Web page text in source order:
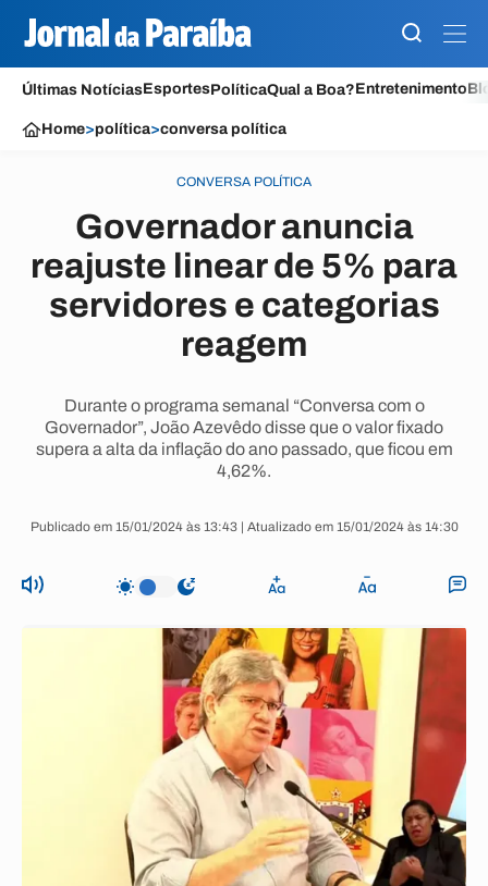
Últimas NotíciasEsportesPolíticaQual a Boa?Entretenimento
Home>política>conversa política
CONVERSA POLÍTICA
Governador anuncia
reajuste linear de 5% para
servidores e categorias
reagem
Durante o programa semanal “Conversa com o
Governador”, João Azevêdo disse que o valor fixado
supera a alta da inflação do ano passado, que ficou em
4,62%.
Publicado em 15/01/2024 às 13:43 | Atualizado em 15/01/2024 às 14:30